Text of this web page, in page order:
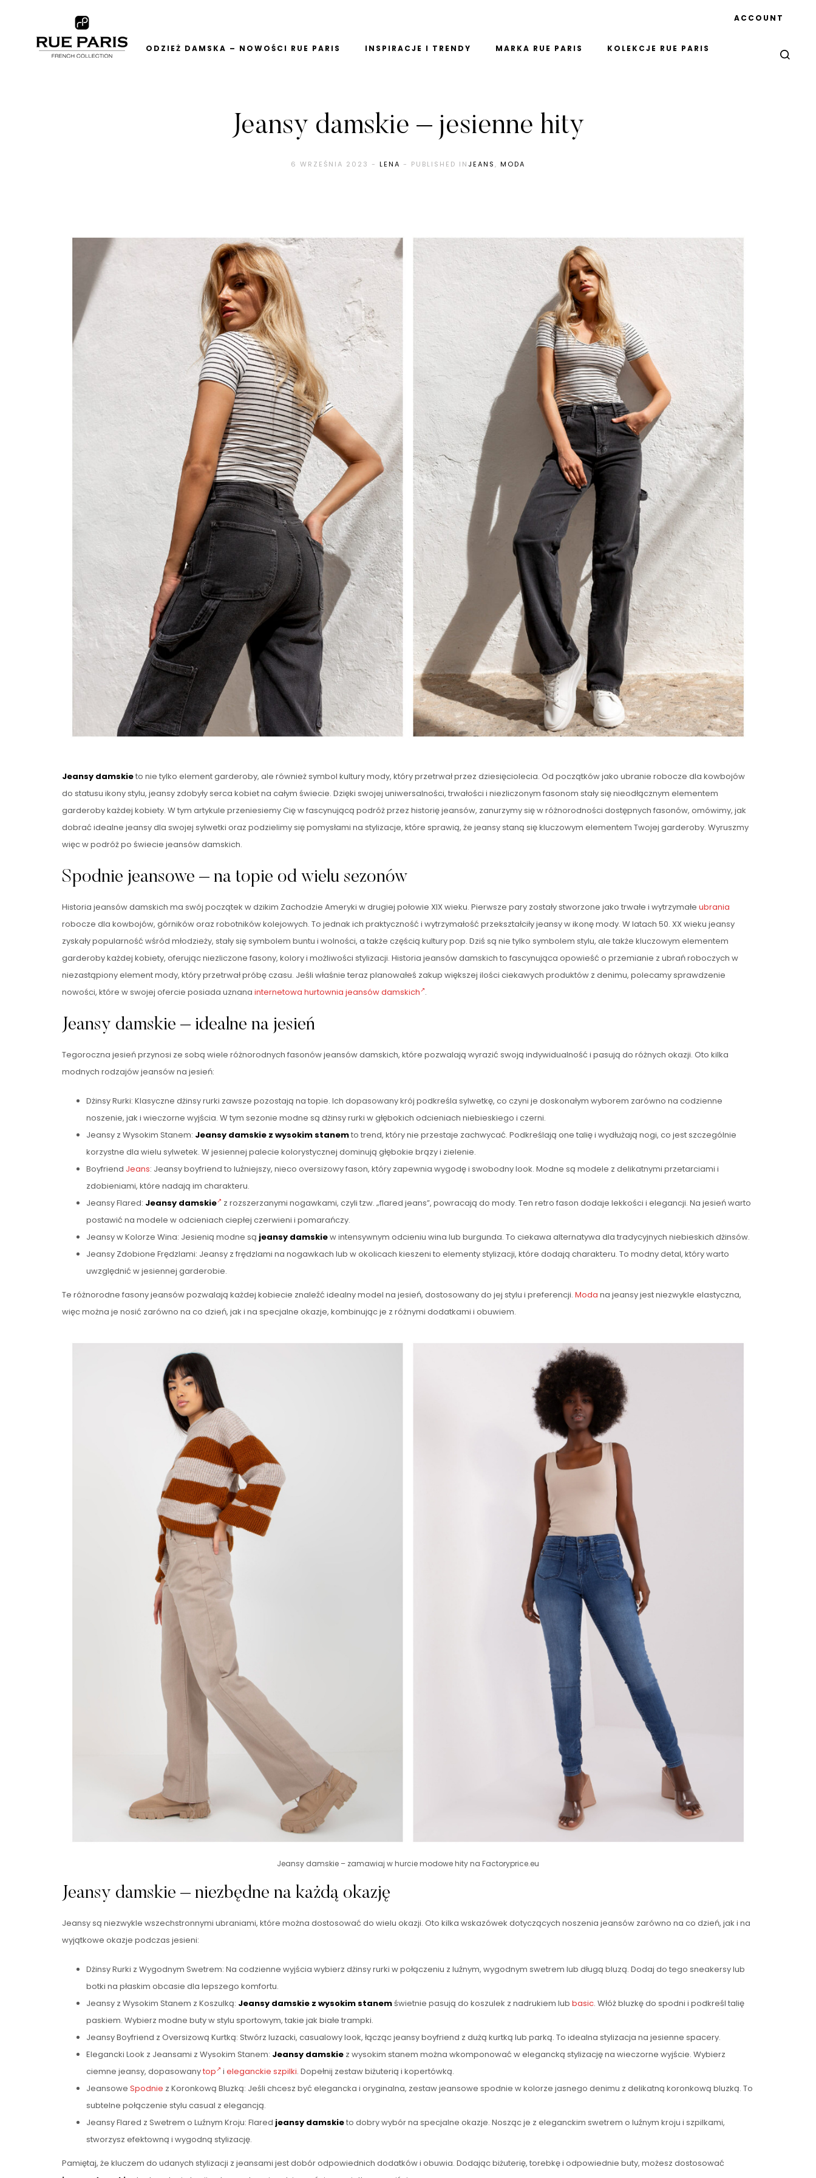
ODZIEŻ DAMSKA – NOWOŚCI RUE PARIS INSPIRACJE I TRENDY MARKA RUE PARIS KOLEKCJE RUE PARIS
ACCOUNT
Jeansy damskie – jesienne hity
6 WRZEŚNIA 2023 - LENA - PUBLISHED IN JEANS, MODA
Jeansy damskieto nie tylko element garderoby, ale również symbol kultury mody, który przetrwał przez dziesięciolecia. Od początków jako ubranie robocze dla kowbojów
do statusu ikony stylu, jeansy zdobyły serca kobiet na całym świecie. Dzięki swojej uniwersalności, trwałości i niezliczonym fasonom stały się nieodłącznym elementem
garderoby każdej kobiety. W tym artykule przeniesiemy Cię w fascynującą podróż przez historię jeansów, zanurzymy się w różnorodności dostępnych fasonów, omówimy, jak
dobrać idealne jeansy dla swojej sylwetki oraz podzielimy się pomysłami na stylizacje, które sprawią, że jeansy staną się kluczowym elementem Twojej garderoby. Wyruszmy
więc w podróż po świecie jeansów damskich.
Spodnie jeansowe – na topie od wielu sezonów
Historia jeansów damskich ma swój początek w dzikim Zachodzie Ameryki w drugiej połowie XIX wieku. Pierwsze pary zostały stworzone jako trwałe i wytrzymałe ubrania
robocze dla kowbojów, górników oraz robotników kolejowych. To jednak ich praktyczność i wytrzymałość przekształciły jeansy w ikonę mody. W latach 50. XX wieku jeansy
zyskały popularność wśród młodzieży, stały się symbolem buntu i wolności, a także częścią kultury pop. Dziś są nie tylko symbolem stylu, ale także kluczowym elementem
garderoby każdej kobiety, oferując niezliczone fasony, kolory i możliwości stylizacji. Historia jeansów damskich to fascynująca opowieść o przemianie z ubrań roboczych w
niezastąpiony element mody, który przetrwał próbę czasu. Jeśli właśnie teraz planowałeś zakup większej ilości ciekawych produktów z denimu, polecamy sprawdzenie
nowości, które w swojej ofercie posiada uznana internetowa hurtownia jeansów damskich .
Jeansy damskie – idealne na jesień
Tegoroczna jesień przynosi ze sobą wiele różnorodnych fasonów jeansów damskich, które pozwalają wyrazić swoją indywidualność i pasują do różnych okazji. Oto kilka
modnych rodzajów jeansów na jesień:
Dżinsy Rurki: Klasyczne dżinsy rurki zawsze pozostają na topie. Ich dopasowany krój podkreśla sylwetkę, co czyni je doskonałym wyborem zarówno na codzienne
noszenie, jak i wieczorne wyjścia. W tym sezonie modne są dżinsy rurki w głębokich odcieniach niebieskiego i czerni.
Jeansy z Wysokim Stanem: Jeansy damskie z wysokim stanemto trend, który nie przestaje zachwycać. Podkreślają one talię i wydłużają nogi, co jest szczególnie
korzystne dla wielu sylwetek. W jesiennej palecie kolorystycznej dominują głębokie brązy i zielenie.
Boyfriend Jeans: Jeansy boyfriend to luźniejszy, nieco oversizowy fason, który zapewnia wygodę i swobodny look. Modne są modele z delikatnymi przetarciami i
zdobieniami, które nadają im charakteru.
Jeansy Flared: Jeansy damskie
z rozszerzanymi nogawkami, czyli tzw. „flared jeans”, powracają do mody. Ten retro fason dodaje lekkości i elegancji. Na jesień warto
postawić na modele w odcieniach ciepłej czerwieni i pomarańczy.
Jeansy w Kolorze Wina: Jesienią modne są jeansy damskiew intensywnym odcieniu wina lub burgunda. To ciekawa alternatywa dla tradycyjnych niebieskich dżinsów.
Jeansy Zdobione Frędzlami: Jeansy z frędzlami na nogawkach lub w okolicach kieszeni to elementy stylizacji, które dodają charakteru. To modny detal, który warto
uwzględnić w jesiennej garderobie.
Te różnorodne fasony jeansów pozwalają każdej kobiecie znaleźć idealny model na jesień, dostosowany do jej stylu i preferencji. Moda na jeansy jest niezwykle elastyczna,
więc można je nosić zarówno na co dzień, jak i na specjalne okazje, kombinując je z różnymi dodatkami i obuwiem.
Jeansy damskie – zamawiaj w hurcie modowe hity na Factoryprice.eu
Jeansy damskie – niezbędne na każdą okazję
Jeansy są niezwykle wszechstronnymi ubraniami, które można dostosować do wielu okazji. Oto kilka wskazówek dotyczących noszenia jeansów zarówno na co dzień, jak i na
wyjątkowe okazje podczas jesieni:
Dżinsy Rurki z Wygodnym Swetrem: Na codzienne wyjścia wybierz dżinsy rurki w połączeniu z luźnym, wygodnym swetrem lub długą bluzą. Dodaj do tego sneakersy lub
botki na płaskim obcasie dla lepszego komfortu.
Jeansy z Wysokim Stanem z Koszulką: Jeansy damskie z wysokim stanemświetnie pasują do koszulek z nadrukiem lub basic. Włóż bluzkę do spodni i podkreśl talię
paskiem. Wybierz modne buty w stylu sportowym, takie jak białe trampki.
Jeansy Boyfriend z Oversizową Kurtką: Stwórz luzacki, casualowy look, łącząc jeansy boyfriend z dużą kurtką lub parką. To idealna stylizacja na jesienne spacery.
Elegancki Look z Jeansami z Wysokim Stanem: Jeansy damskie z wysokim stanem można wkomponować w elegancką stylizację na wieczorne wyjście. Wybierz
ciemne jeansy, dopasowanytop i eleganckie szpilki. Dopełnij zestaw biżuterią i kopertówką.
Jeansowe Spodnie z Koronkową Bluzką: Jeśli chcesz być elegancka i oryginalna, zestaw jeansowe spodnie w kolorze jasnego denimu z delikatną koronkową bluzką. To
subtelne połączenie stylu casual z elegancją.
Jeansy Flared z Swetrem o Luźnym Kroju: Flared jeansy damskieto dobry wybór na specjalne okazje. Nosząc je z eleganckim swetrem o luźnym kroju i szpilkami,
stworzysz efektowną i wygodną stylizację.
Pamiętaj, że kluczem do udanych stylizacji z jeansami jest dobór odpowiednich dodatków i obuwia. Dodając biżuterię, torebkę i odpowiednie buty, możesz dostosować